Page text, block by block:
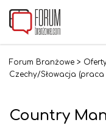
Forum Branżowe >
Czechy/Słowacja
Country